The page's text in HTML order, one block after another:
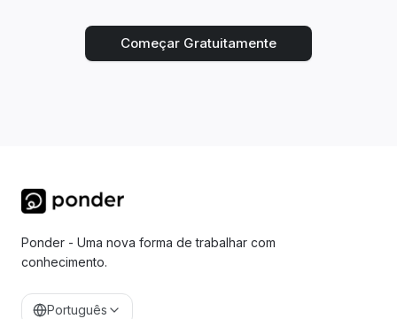
Começar Gratuitamente
Ponder - Uma nova forma de trabalhar com
conhecimento.
Português